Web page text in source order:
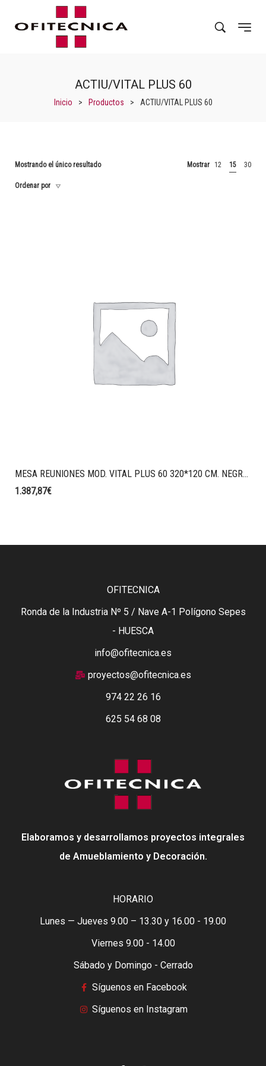
ACTIU/VITAL PLUS 60
Inicio > Productos > ACTIU/VITAL PLUS 60
Mostrando el único resultado Mostrar 12 15 30
Ordenar por
MESA REUNIONES MOD. VITAL PLUS 60 320*120 CM. NEGRO/ROBLE. SALIDA DE CABLES. CANAL Y SUBIDA DE ELECTRIFICACION
1.387,87€
OFITECNICA
Ronda de la Industria Nº 5 / Nave A-1 Polígono Sepes
- HUESCA
info@ofitecnica.es
proyectos@ofitecnica.es
974 22 26 16
625 54 68 08
Elaboramos y desarrollamos proyectos integrales
de Amueblamiento y Decoración.
HORARIO
Lunes — Jueves 9.00 – 13.30 y 16.00 - 19.00
Viernes 9.00 - 14.00
Sábado y Domingo - Cerrado
Síguenos en Facebook
Síguenos en Instagram